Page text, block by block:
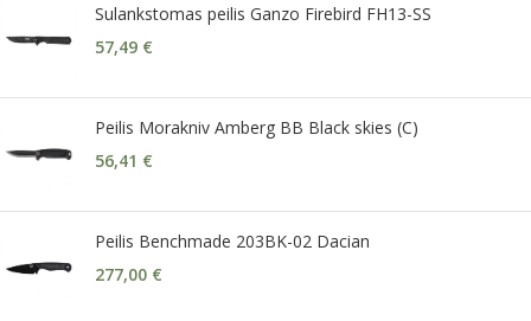
Sulankstomas peilis Ganzo Firebird FH13-SS
57,49 €
Peilis Morakniv Amberg BB Black skies (C)
56,41 €
Peilis Benchmade 203BK-02 Dacian
277,00 €